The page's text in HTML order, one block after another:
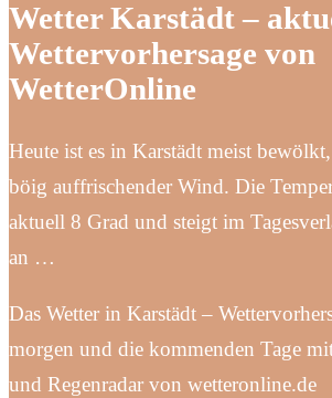
Wetter Karstädt –
Wettervorhersage von
WetterOnline
Heute ist es in Karstädt meist
böig auffrischender Wind. Die
aktuell 8 Grad und steigt im
an …
Das Wetter in Karstädt –
morgen und die kommenden Tage
und Regenradar von wetteronline.de